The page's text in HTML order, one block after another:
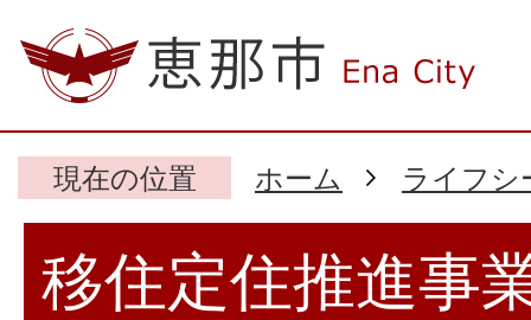
現在の位置 ホーム ライフシ
移住定住推進事